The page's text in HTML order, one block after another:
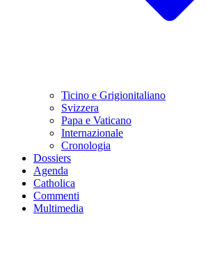
Ticino e Grigionitaliano
Svizzera
Papa e Vaticano
Internazionale
Cronologia
Dossiers
Agenda
Catholica
Commenti
Multimedia